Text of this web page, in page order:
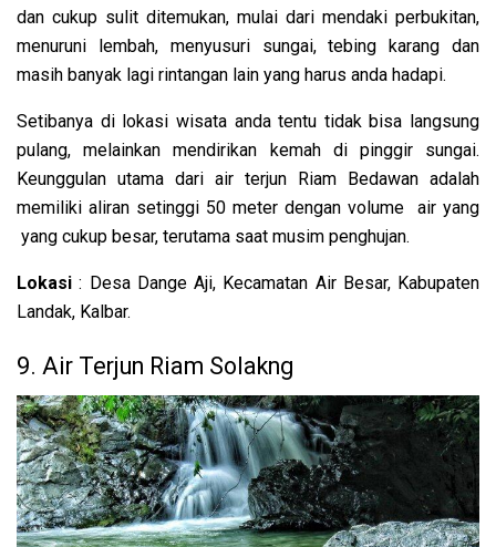
dan cukup sulit ditemukan, mulai dari mendaki perbukitan,
menuruni lembah, menyusuri sungai, tebing karang dan
masih banyak lagi rintangan lain yang harus anda hadapi.
Setibanya di lokasi wisata anda tentu tidak bisa langsung
pulang, melainkan mendirikan kemah di pinggir sungai.
Keunggulan utama dari air terjun Riam Bedawan adalah
memiliki aliran setinggi 50 meter dengan volume air yang
yang cukup besar, terutama saat musim penghujan.
Lokasi : Desa Dange Aji, Kecamatan Air Besar, Kabupaten
Landak, Kalbar.
9. Air Terjun Riam Solakng